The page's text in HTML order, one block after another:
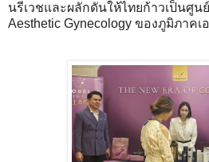
นรีเวชและผลักดันให้ไทยก้าวเป็นศูน
Aesthetic Gynecology ของภูมิภาค